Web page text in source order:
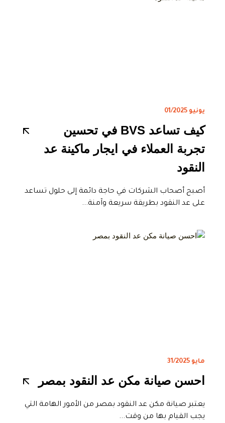
يونيو 01/2025
كيف تساعد BVS في تحسين
تجربة العملاء في ايجار ماكينة عد
النقود
أصبح أصحاب الشركات في حاجة دائمة إلى حلول تساعد
على عد النقود بطريقة سريعة وآمنة...
مايو 31/2025
احسن صيانة مكن عد النقود بمصر
يعتبر صيانة مكن عد النقود بمصر من الأمور الهامة التي
يجب القيام بها من وقت...